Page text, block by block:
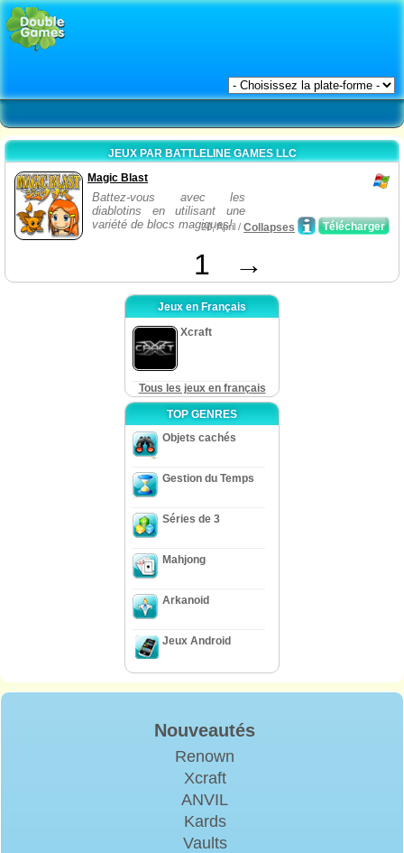
JEUX PAR BATTLELINE GAMES LLC
Magic Blast
Battez-vous avec les
diablotins en utilisant une
variété de blocs magiques!
Télécharger
20, April / Collapses
1 →
Jeux en Français
Xcraft
Tous les jeux en français
TOP GENRES
Objets cachés
Gestion du Temps
Séries de 3
Mahjong
Arkanoid
Jeux Android
Nouveautés
Renown
Xcraft
ANVIL
Kards
Vaults